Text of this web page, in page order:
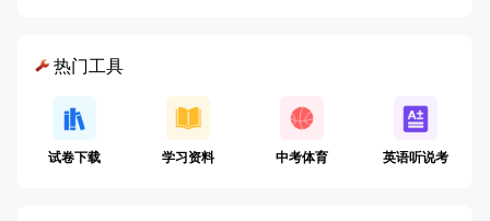
热门工具
试卷下载 学习资料 中考体育 英语听说考